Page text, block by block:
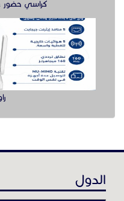
كراسي حضور
الدول